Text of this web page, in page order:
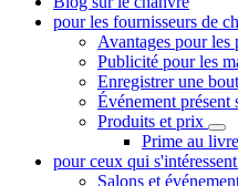
pour les fournisseurs de
Avantages pour les
Publicité pour les
Enregistrer une
Événement présent
Produits et prix
Prime au livre
pour ceux qui
Salons et